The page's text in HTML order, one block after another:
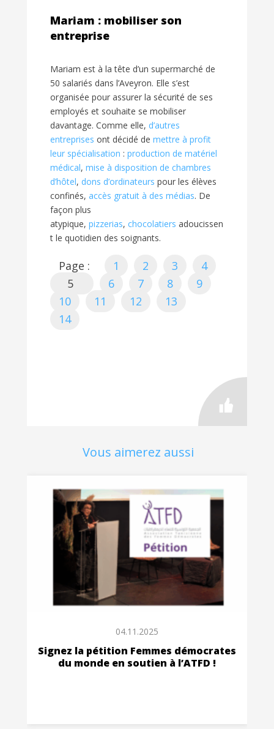
Mariam : mobiliser son
entreprise
Mariam est à la tête d’un supermarché de
50 salariés dans l’Aveyron. Elle s’est
organisée pour assurer la sécurité de ses
employés et souhaite se mobiliser
davantage. Comme elle, d’autres
entreprises ont décidé de mettre à profit
leur spécialisation : production de matériel
médical, mise à disposition de chambres
d’hôtel, dons d’ordinateurs pour les élèves
confinés, accès gratuit à des médias. De
façon plus
atypique, pizzerias, chocolatiers adoucissen
t le quotidien des soignants.
Page : 1 2 3
4
5
6 7 8
9
10
11 12
13
14
Vous aimerez aussi
04.11.2025
Signez la pétition Femmes démocrates
du monde en soutien à l’ATFD !